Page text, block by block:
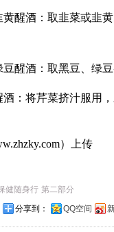
黄醒酒：取韭菜或韭
醒酒：取黑豆、绿
：将芹菜挤汁服用，
）上传
健随身行 第二部分
分享到：
QQ空间